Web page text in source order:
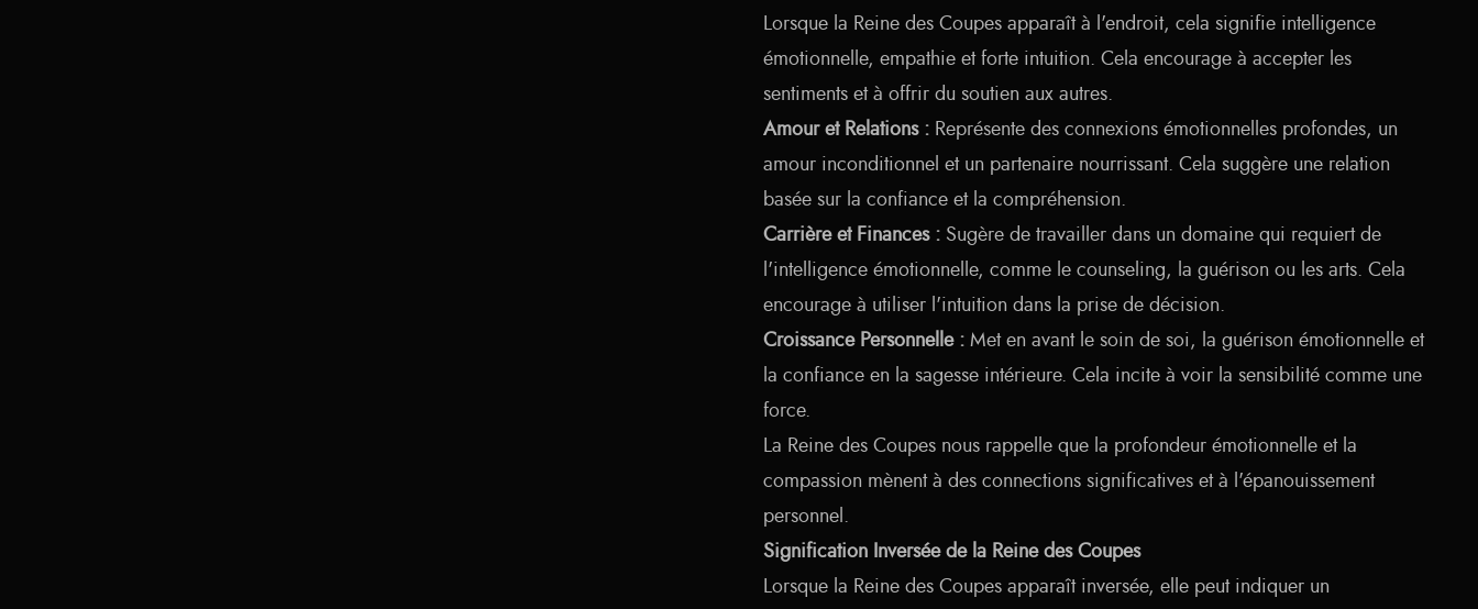
Lorsque la Reine des Coupes apparaît à l'endroit, cela signifie intelligence
émotionnelle, empathie et forte intuition. Cela encourage à accepter les
sentiments et à offrir du soutien aux autres.
Amour et Relations : Représente des connexions émotionnelles profondes, un
amour inconditionnel et un partenaire nourrissant. Cela suggère une relation
basée sur la confiance et la compréhension.
Carrière et Finances : Sugère de travailler dans un domaine qui requiert de
l'intelligence émotionnelle, comme le counseling, la guérison ou les arts. Cela
encourage à utiliser l'intuition dans la prise de décision.
Croissance Personnelle : Met en avant le soin de soi, la guérison émotionnelle et
la confiance en la sagesse intérieure. Cela incite à voir la sensibilité comme une
force.
La Reine des Coupes nous rappelle que la profondeur émotionnelle et la
compassion mènent à des connections significatives et à l'épanouissement
personnel.
Signification Inversée de la Reine des Coupes
Lorsque la Reine des Coupes apparaît inversée, elle peut indiquer un